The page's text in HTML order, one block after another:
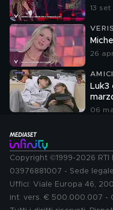
13
26
AMICI
Luk3
06
Copyright ©1999-2026 RTI
03976881007 - Sede
Uffici: Viale Europa 46,
int. vers. € 500.000.007 -